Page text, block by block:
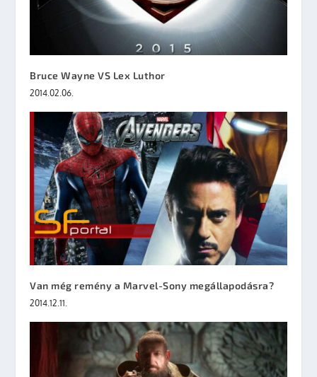
Bruce Wayne VS Lex Luthor
2014.02.06.
Van még remény a Marvel-Sony megállapodásra?
2014.12.11.